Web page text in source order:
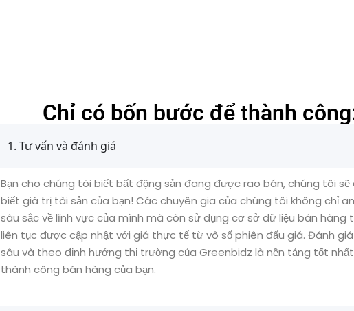
Chỉ có bốn bước để thành
1. Tư vấn và đánh giá
Bạn cho chúng tôi biết bất động sản đang được rao bán, chúng tôi sẽ
biết giá trị tài sản của bạn! Các chuyên gia của chúng tôi không chỉ
sâu sắc về lĩnh vực của mình mà còn sử dụng cơ sở dữ liệu bán hàng
liên tục được cập nhật với giá thực tế từ vô số phiên đấu giá. Đánh
sâu và theo định hướng thị trường của Greenbidz là nền tảng tốt
thành công bán hàng của bạn.